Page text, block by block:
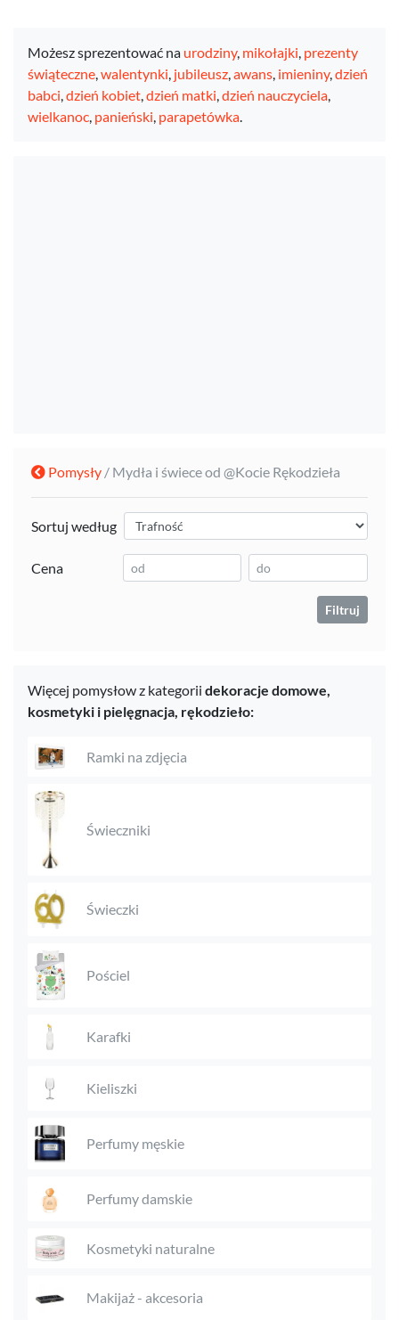
Możesz sprezentować na urodziny, mikołajki, prezenty
świąteczne,walentynki, jubileusz,awans, imieniny,dzień
babci,dzień kobiet,dzień matki,dzień nauczyciela,
wielkanoc, panieński, parapetówka.
Pomysły / Mydła i świece od @Kocie Rękodzieła
Sortuj według
Cena
Filtruj
Więcej pomysłow z kategorii dekoracje domowe,
kosmetyki i pielęgnacja, rękodzieło:
Ramki na zdjęcia
Świeczniki
Świeczki
Pościel
Karafki
Kieliszki
Perfumy męskie
Perfumy damskie
Kosmetyki naturalne
Makijaż - akcesoria